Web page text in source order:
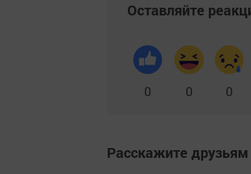
Оставляйте
0 0 0
Расскажите друзьям